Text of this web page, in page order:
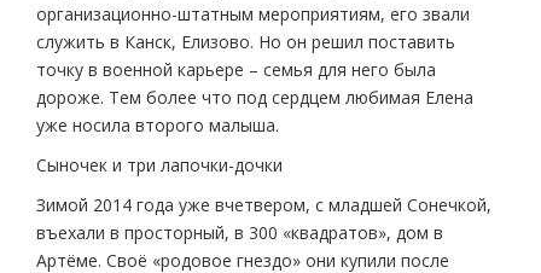
организационно-штатным мероприятиям, его звали
служить в Канск, Елизово. Но он решил поставить
точку в военной карьере – семья для него была
дороже. Тем более что под сердцем любимая Елена
уже носила второго малыша.
Сыночек и три лапочки-дочки
Зимой 2014 года уже вчетвером, с младшей Сонечкой,
въехали в просторный, в 300 «квадратов», дом в
Артёме. Своё «родовое гнездо» они купили после